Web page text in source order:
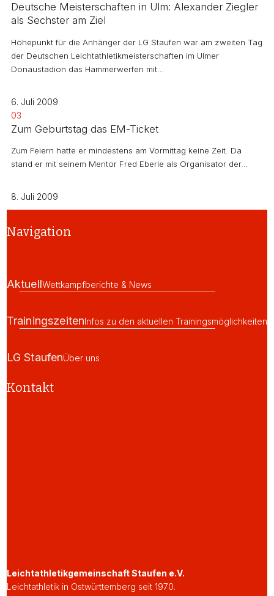
Deutsche Meisterschaften in Ulm: Alexander Ziegler
als Sechster am Ziel
Höhepunkt für die Anhänger der LG Staufen war am zweiten Tag
der Deutschen Leichtathletikmeisterschaften im Ulmer
Donaustadion das Hammerwerfen mit…
6. Juli 2009
03
Zum Geburtstag das EM-Ticket
Zum Feiern hatte er mindestens am Vormittag keine Zeit. Da
stand er mit seinem Mentor Fred Eberle als Organisator der…
8. Juli 2009
Navigation
AktuellWettkampfberichte & News
TrainingszeitenInfos zu den aktuellen Trainingsmöglichkeiten
LG StaufenÜber uns
Kontakt
Leichtathletikgemeinschaft Staufen e.V.
Leichtathletik in Ostwürttemberg seit 1970.